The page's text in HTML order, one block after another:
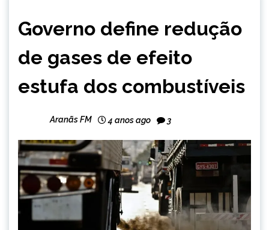
NOTÍCIAS
Governo define redução
de gases de efeito
estufa dos combustíveis
Aranãs FM 4 anos ago 3